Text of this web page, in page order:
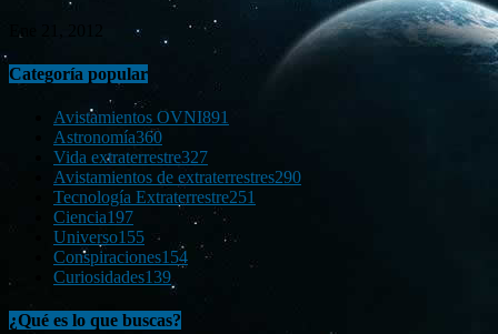
Categoría popular
Avistamientos OVNI891
Astronomía360
Vida extraterrestre327
Avistamientos de extraterrestres290
Tecnología Extraterrestre251
Ciencia197
Universo155
Conspiraciones154
Curiosidades139
¿Qué es lo que buscas?